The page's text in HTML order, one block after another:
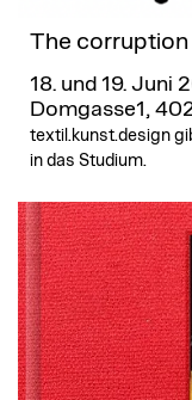
The
18. und 19. Juni
Domgasse1,
textil.kunst.design
in das Studium.